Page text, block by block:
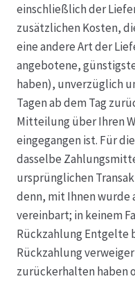
einschließlich der
zusätzlichen Kosten,
eine andere Art der
angebotene,
haben), unverzüglich
Tagen ab dem Tag
Mitteilung über Ihren
eingegangen ist. Für
dasselbe
ursprünglichen
denn, mit Ihnen wurde
vereinbart; in keinem
Rückzahlung Entgelte
Rückzahlung
zurückerhalten haben